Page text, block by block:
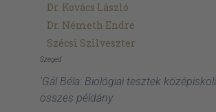
Dr. Kovács László
Dr. Németh Endre
Szécsi Szilveszter
Szeged
'Gál Béla: Biológiai tesztek
összes példány